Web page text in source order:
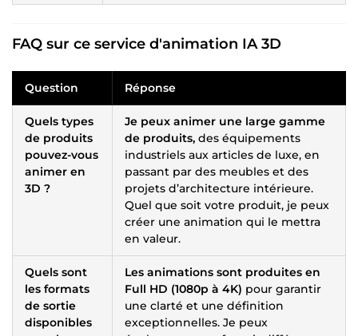
FAQ sur ce service d'animation IA 3D
Question Réponse
Quels types
de produits
pouvez-vous
animer en
3D ?
Je peux animer une large gamme
de produits, des équipements
industriels aux articles de luxe, en
passant par des meubles et des
projets d’architecture intérieure.
Quel que soit votre produit, je peux
créer une animation qui le mettra
en valeur.
Quels sont
les formats
de sortie
disponibles
Les animations sont produites en
Full HD (1080p à 4K) pour garantir
une clarté et une définition
exceptionnelles. Je peux